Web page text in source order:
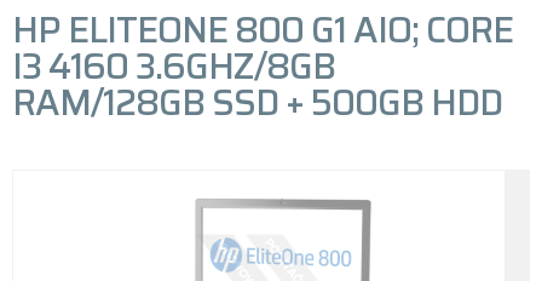
HP ELITEONE 800 G1 AIO; CORE
I3 4160 3.6GHZ/8GB
RAM/128GB SSD + 500GB HDD